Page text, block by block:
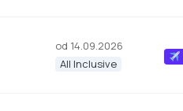
od 14.09.2026
All Inclusive